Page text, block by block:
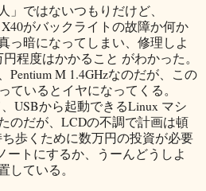
」ではないつもりだけど、
がバックライトの故障か何か
っ暗になってしまい、修理しよ
程度はかかること がわかった。
Pentium M 1.4GHzなのだが、この
ているとイヤになってくる。
USBから起動できるLinux マシ
のだが、LCDの不調で計画は頓
歩くために数万円の投資が必要
ートにするか、うーんどうしよ
ている。